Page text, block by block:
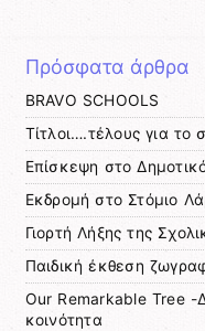
Πρόσφατα άρθρα
BRAVO SCHOOLS
Τίτλοι….τέλους για το
Επίσκεψη στο
Εκδρομή στο Στόμιο
Γιορτή Λήξης της
Παιδική έκθεση
Our Remarkable Tree -
κοινότητα